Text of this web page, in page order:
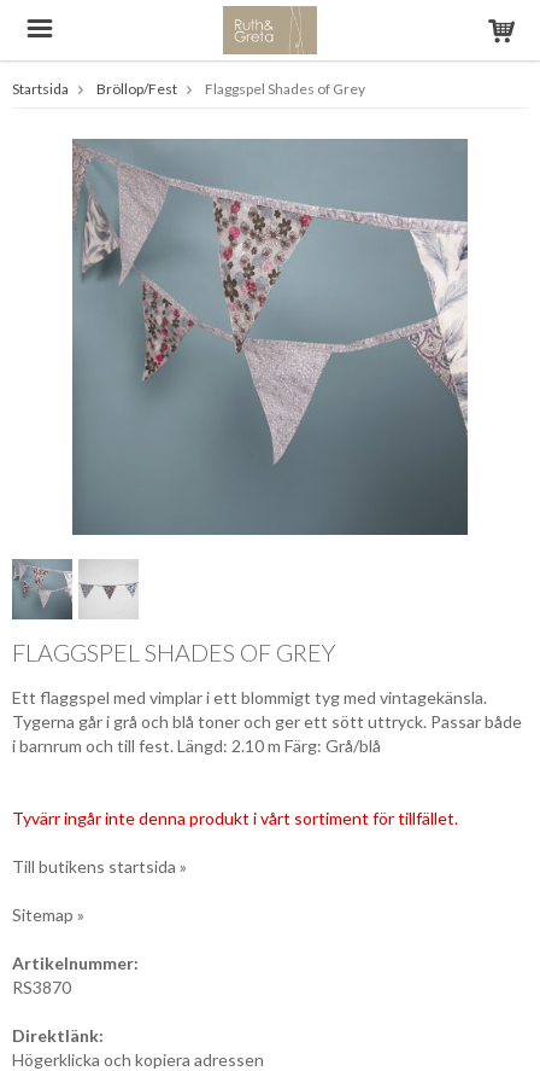
Startsida Bröllop/Fest Flaggspel Shades of Grey
FLAGGSPEL SHADES OF GREY
Ett flaggspel med vimplar i ett blommigt tyg med vintagekänsla.
Tygerna går i grå och blå toner och ger ett sött uttryck. Passar både
i barnrum och till fest. Längd: 2.10 m Färg: Grå/blå
Tyvärr ingår inte denna produkt i vårt sortiment för tillfället.
Till butikens startsida »
Sitemap »
Artikelnummer:
RS3870
Direktlänk:
Högerklicka och kopiera adressen